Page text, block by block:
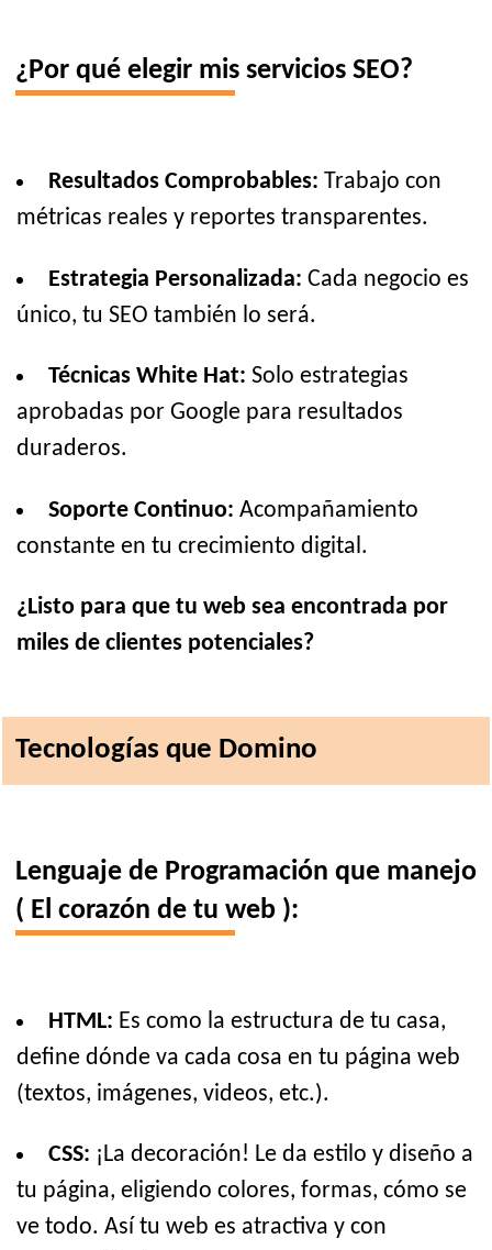
¿Por qué elegir mis servicios SEO?
Resultados Comprobables: Trabajo con
métricas reales y reportes transparentes.
Estrategia Personalizada: Cada negocio es
único, tu SEO también lo será.
Técnicas White Hat: Solo estrategias
aprobadas por Google para resultados
duraderos.
Soporte Continuo: Acompañamiento
constante en tu crecimiento digital.
¿Listo para que tu web sea encontrada por
miles de clientes potenciales?
Tecnologías que Domino
Lenguaje de Programación que manejo
( El corazón de tu web ):
HTML: Es como la estructura de tu casa,
define dónde va cada cosa en tu página web
(textos, imágenes, videos, etc.).
CSS: ¡La decoración! Le da estilo y diseño a
tu página, eligiendo colores, formas, cómo se
ve todo. Así tu web es atractiva y con